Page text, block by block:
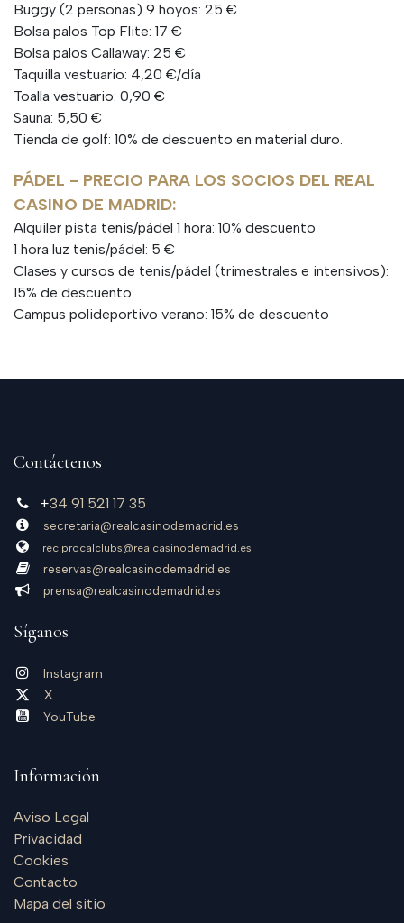
Buggy (2 personas) 9 hoyos: 25 €
Bolsa palos Top Flite: 17 €
Bolsa palos Callaway: 25 €
Taquilla vestuario: 4,20 €/día
Toalla vestuario: 0,90 €
Sauna: 5,50 €
Tienda de golf: 10% de descuento en material duro.
PÁDEL - PRECIO PARA LOS SOCIOS DEL REAL
CASINO DE MADRID:
Alquiler pista tenis/pádel 1 hora: 10% descuento
1 hora luz tenis/pádel: 5 €
Clases y cursos de tenis/pádel (trimestrales e intensivos):
15% de descuento
Campus polideportivo verano: 15% de descuento
Contáctenos
+34 91 521 17 35
secretaria@realcasinodemadrid.es
reciprocalclubs@realcasinodemadrid.es
reservas@realcasinodemadrid.es​
prensa@realcasinodemadrid​.es
Síganos
Instagram
X
YouTube
Información
Aviso Legal
Privacidad
Cookies
Contacto
Mapa del sitio